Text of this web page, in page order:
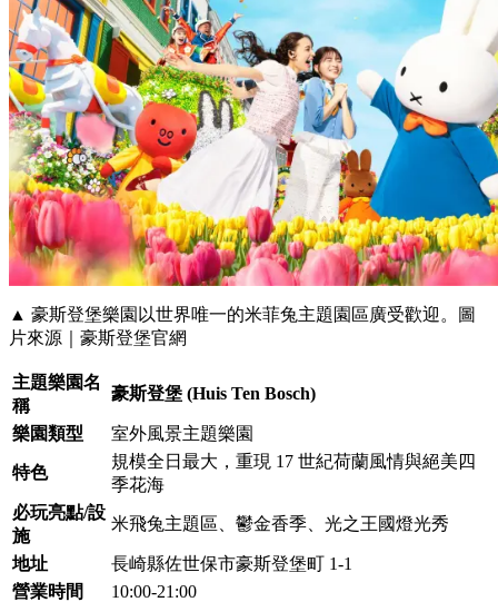
▲ 豪斯登堡樂園以世界唯一的米菲兔主題園區廣受歡迎。圖
片來源｜豪斯登堡官網
主題樂園名
稱
豪斯登堡 (Huis Ten Bosch)
樂園類型 室外風景主題樂園
特色
規模全日最大，重現 17 世紀荷蘭風情與絕美四
季花海
必玩亮點/設
施
米飛兔主題區、鬱金香季、光之王國燈光秀
地址
長崎縣佐世保市豪斯登堡町 1-1
營業時間
10:00-21:00